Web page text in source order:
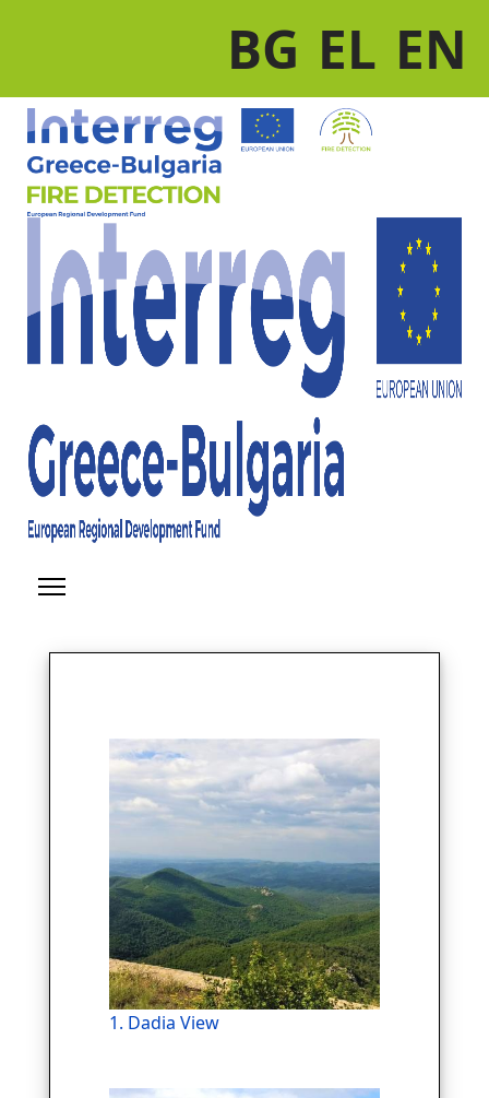
BG EL EN
1. Dadia View